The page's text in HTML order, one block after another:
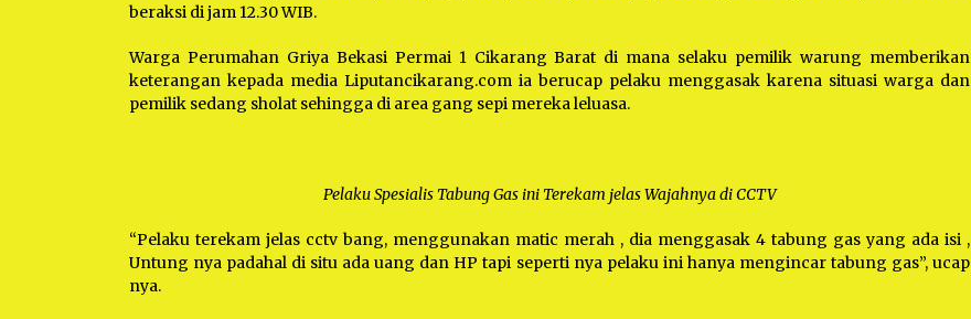
beraksi di jam 12.30 WIB.
Warga Perumahan Griya Bekasi Permai 1 Cikarang Barat di mana selaku pemilik warung memberikan
keterangan kepada media Liputancikarang.com ia berucap pelaku menggasak karena situasi warga dan
pemilik sedang sholat sehingga di area gang sepi mereka leluasa.
Pelaku Spesialis Tabung Gas ini Terekam jelas Wajahnya di CCTV
“Pelaku terekam jelas cctv bang, menggunakan matic merah , dia menggasak 4 tabung gas yang ada isi ,
Untung nya padahal di situ ada uang dan HP tapi seperti nya pelaku ini hanya mengincar tabung gas”, ucap
nya.